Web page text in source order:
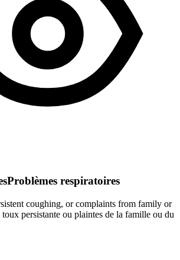
Problèmes respiratoires
coughing, or complaints from family or
toux persistante ou plaintes de la famille ou du